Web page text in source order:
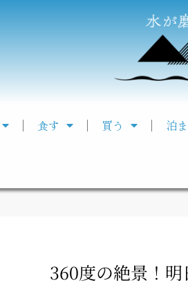
食す 買う 泊
360度の絶景！